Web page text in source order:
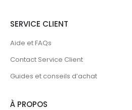
SERVICE CLIENT
Aide et FAQs
Contact Service Client
Guides et conseils d’achat
À PROPOS